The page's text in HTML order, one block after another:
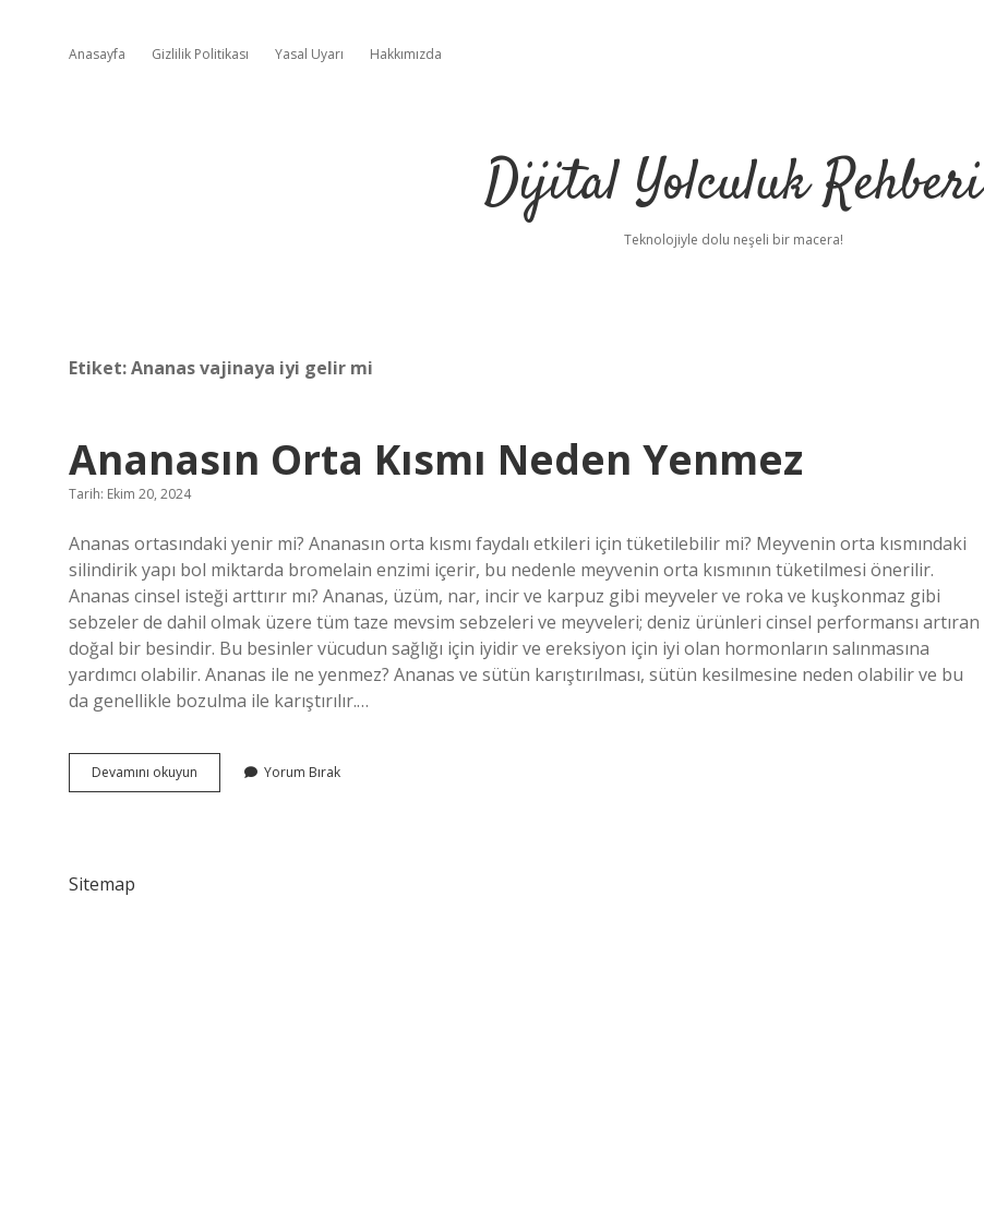
Anasayfa Gizlilik Politikası Yasal Uyarı Hakkımızda
Dijital Yolculuk Rehberi
Teknolojiyle dolu neşeli bir macera!
Etiket:Ananas vajinaya iyi gelir mi
Ananasın Orta Kısmı Neden Yenmez
Tarih: Ekim 20, 2024
Ananas ortasındaki yenir mi? Ananasın orta kısmı faydalı etkileri için tüketilebilir mi? Meyvenin orta kısmındaki
silindirik yapı bol miktarda bromelain enzimi içerir, bu nedenle meyvenin orta kısmının tüketilmesi önerilir.
Ananas cinsel isteği arttırır mı? Ananas, üzüm, nar, incir ve karpuz gibi meyveler ve roka ve kuşkonmaz gibi
sebzeler de dahil olmak üzere tüm taze mevsim sebzeleri ve meyveleri; deniz ürünleri cinsel performansı artıran
doğal bir besindir. Bu besinler vücudun sağlığı için iyidir ve ereksiyon için iyi olan hormonların salınmasına
yardımcı olabilir. Ananas ile ne yenmez? Ananas ve sütün karıştırılması, sütün kesilmesine neden olabilir ve bu
da genellikle bozulma ile karıştırılır.…
Devamını okuyun Ananasın
Orta
Yorum Bırak
Sitemap